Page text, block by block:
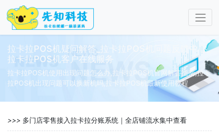
拉卡拉POS机疑问解答_拉卡拉POS机问题反馈中心_
拉卡拉POS机客户在线服务
拉卡拉POS机使用出现问题怎么办,拉卡拉POS机官网解答指南,拉卡
拉POS机出现问题可以换新机吗,拉卡拉POS机最新使用教程
>>> 多门店零售接入拉卡拉分账系统｜全店铺流水集中查看